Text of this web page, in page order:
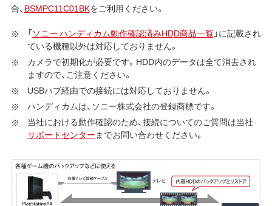
合、 BSMPC11C01BKをご利用ください。
「ソニー ハンディカム動作確認済みHDD商品一覧」に記載され
ている機種以外は対応しておりません。
カメラで初期化が必要です。HDD内のデータは全て消去され
ますので、ご注意ください。
USBハブ経由での接続には対応しておりません。
ハンディカムは、ソニー株式会社の登録商標です。
当社における動作確認のため、接続についてのご質問は当社
サポートセンターまでお問い合わせください。